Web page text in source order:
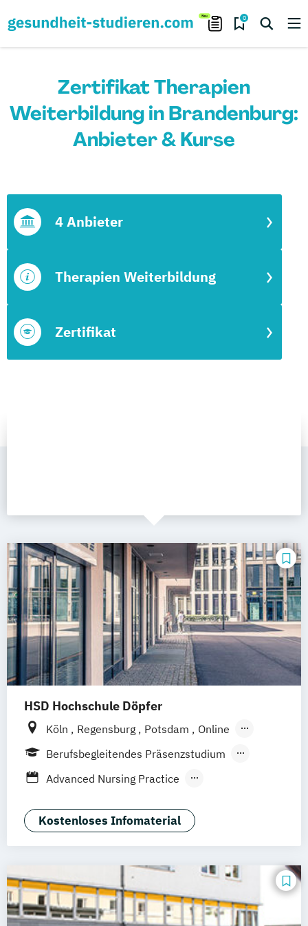
0
Zertifikat Therapien
Weiterbildung in Brandenburg:
Anbieter & Kurse
Zertifikat
Therapien Weiterbildung
4 Anbieter
HSD Hochschule Döpfer
Köln Regensburg Potsdam
Online
Hamburg
Berufsbegleitendes Präsenzstudium
Vollzeit
Duales Studium
Berufsbegleitender Präsenzlehrgang
Advanced Nursing Practice
Angewandte Therapiewissenschaften
Bildung und Erziehung in der Kindheit
Evidenz- und wissenschaftsbasierte
Versorgung im Rettungsdienst
Gesundheitspädagogik
Kostenloses Infomaterial